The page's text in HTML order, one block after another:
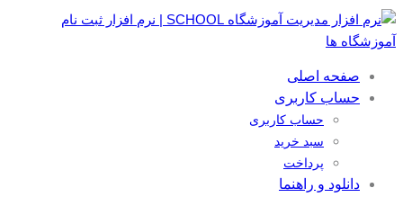
صفحه اصلی
حساب کاربری
حساب کاربری
سبد خرید
پرداخت
دانلود و راهنما